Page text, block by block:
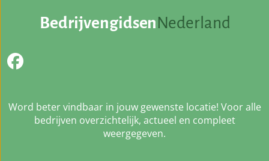
BedrijvengidsenNederland
Word beter vindbaar in jouw gewenste locatie! Voor alle
bedrijven overzichtelijk, actueel en compleet
weergegeven.